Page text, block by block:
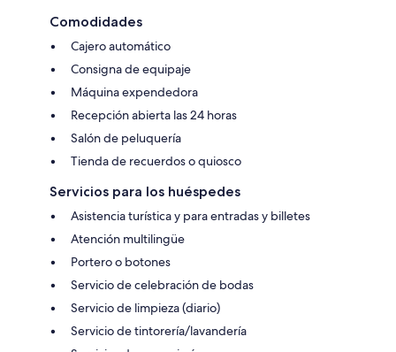
Comodidades
Cajero automático
Consigna de equipaje
Máquina expendedora
Recepción abierta las 24 horas
Salón de peluquería
Tienda de recuerdos o quiosco
Servicios para los huéspedes
Asistencia turística y para entradas y billetes
Atención multilingüe
Portero o botones
Servicio de celebración de bodas
Servicio de limpieza (diario)
Servicio de tintorería/lavandería